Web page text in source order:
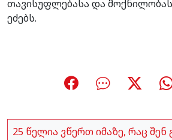
თავისუფლებასა და
ეძებს.
25 წელია ვწერთ იმაზე, რაც შენ